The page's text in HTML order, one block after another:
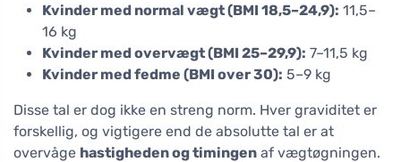
Kvinder med normal vægt (BMI 18,5–24,9): 11,5–
16 kg
Kvinder med overvægt (BMI 25–29,9): 7–11,5 kg
Kvinder med fedme (BMI over 30): 5–9 kg
Disse tal er dog ikke en streng norm. Hver graviditet er
forskellig, og vigtigere end de absolutte tal er at
overvåge hastigheden og timingen af vægtøgningen.